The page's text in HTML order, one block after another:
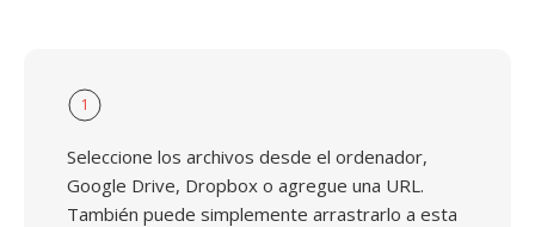
1
Seleccione los archivos desde el ordenador,
Google Drive, Dropbox o agregue una URL.
También puede simplemente arrastrarlo a esta